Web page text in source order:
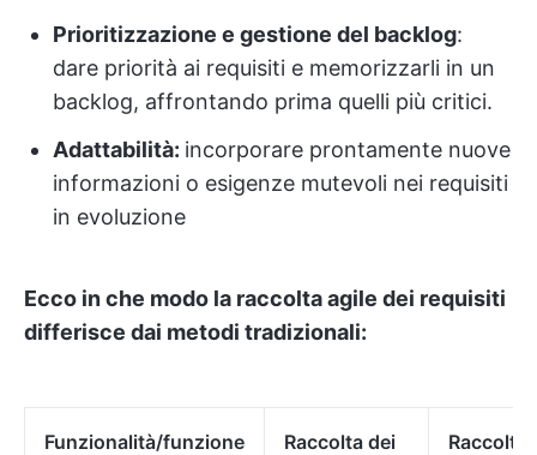
Prioritizzazione e gestione del backlog:
dare priorità ai requisiti e memorizzarli in un
backlog, affrontando prima quelli più critici.
Adattabilità: incorporare prontamente nuove
informazioni o esigenze mutevoli nei requisiti
in evoluzione
Ecco in che modo la raccolta agile dei requisiti
differisce dai metodi tradizionali:
Funzionalità/funzione
Raccolta dei
Raccolta